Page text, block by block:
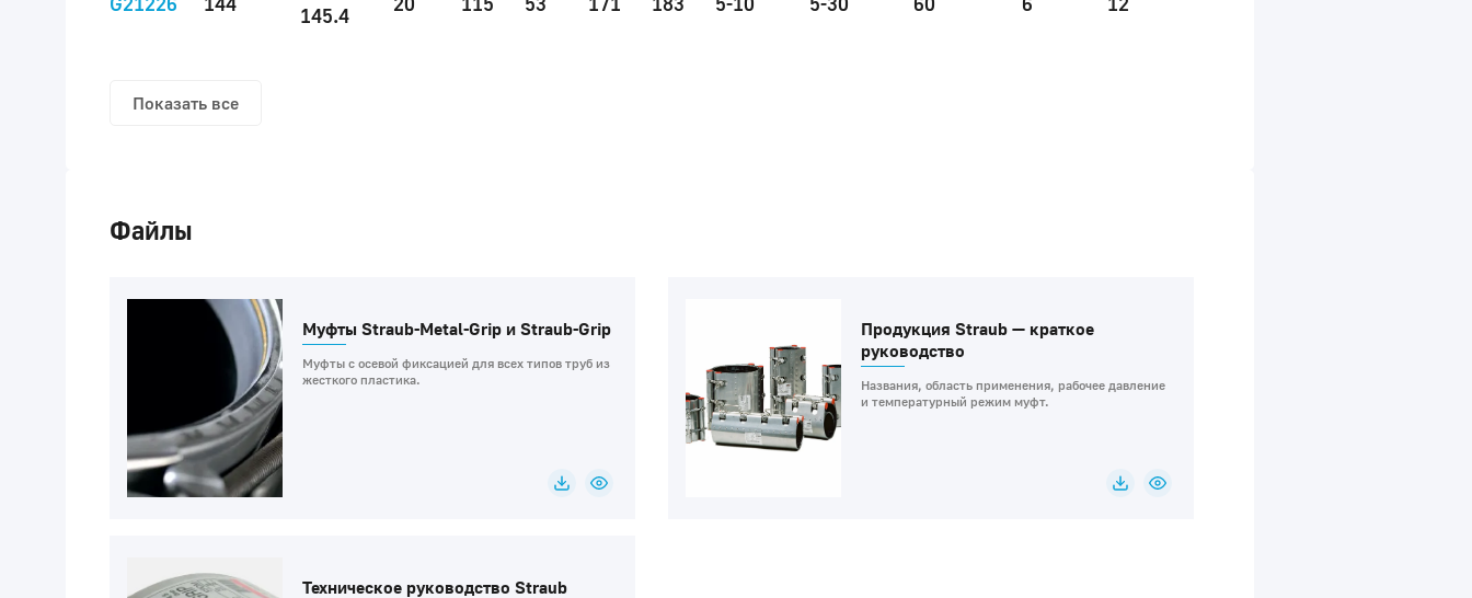
145.4
Показать все
Файлы
Муфты Straub-Metal-Grip и Straub-Grip
Муфты с осевой фиксацией для всех типов труб из
жесткого пластика.
Продукция Straub — краткое
руководство
Названия, область применения, рабочее давление
и температурный режим муфт.
Техническое руководство Straub